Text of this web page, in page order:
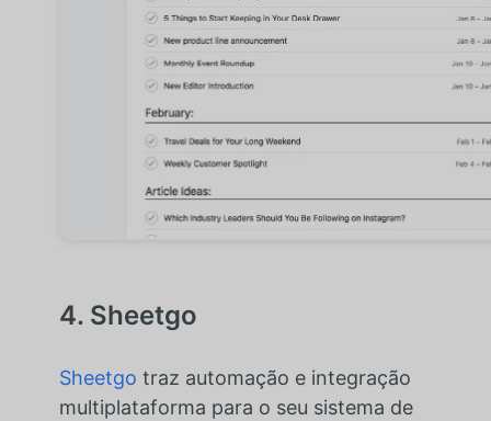
4. Sheetgo
Sheetgo traz automação e integração
multiplataforma para o seu sistema de